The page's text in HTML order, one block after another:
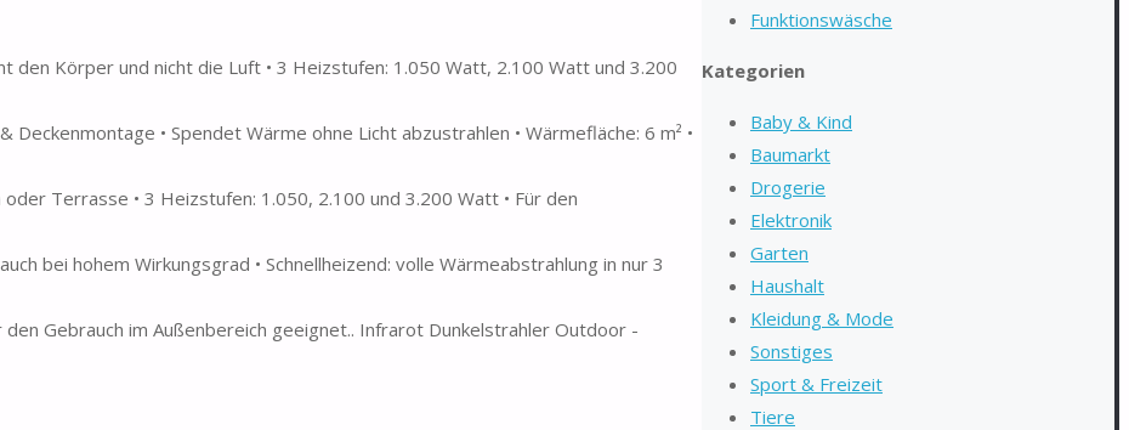
den Körper und nicht die Luft • 3 Heizstufen: 1.050 Watt, 2.100 Watt und 3.200
• Spendet Wärme ohne Licht abzustrahlen • Wärmefläche: 6 m² •
Terrasse • 3 Heizstufen: 1.050, 2.100 und 3.200 Watt • Für den
bei hohem Wirkungsgrad • Schnellheizend: volle Wärmeabstrahlung in nur 3
Gebrauch im Außenbereich geeignet.. Infrarot Dunkelstrahler Outdoor -
Funktionswäsche
Kategorien
Baby & Kind
Baumarkt
Drogerie
Elektronik
Garten
Haushalt
Kleidung & Mode
Sonstiges
Sport & Freizeit
Tiere